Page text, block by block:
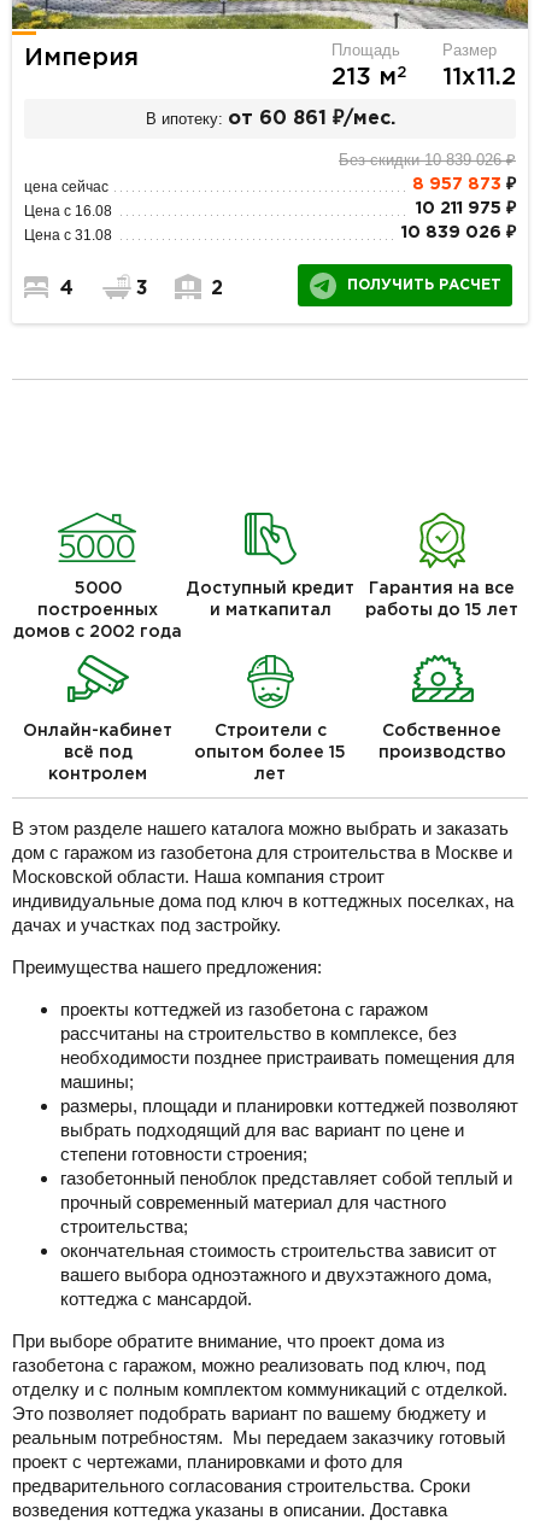
Империя Площадь
213 м2
Размер
11х11.2
В ипотеку: от 60 861 ₽/мес.
Без скидки 10 839 026 ₽
цена сейчас 8 957 873 ₽
Цена с 16.08 10 211 975 ₽
Цена с 31.08 10 839 026 ₽
4 3 2 ПОЛУЧИТЬ РАСЧЕТ
5000
построенных
домов с 2002 года
Доступный кредит
и маткапитал
Гарантия на все
работы до 15 лет
Онлайн-кабинет
всё под
контролем
Строители с
опытом более 15
лет
Собственное
производство
В этом разделе нашего каталога можно выбрать и заказать
дом с гаражом из газобетона для строительства в Москве и
Московской области. Наша компания строит
индивидуальные дома под ключ в коттеджных поселках, на
дачах и участках под застройку.
Преимущества нашего предложения:
проекты коттеджей из газобетона с гаражом
рассчитаны на строительство в комплексе, без
необходимости позднее пристраивать помещения для
машины;
размеры, площади и планировки коттеджей позволяют
выбрать подходящий для вас вариант по цене и
степени готовности строения;
газобетонный пеноблок представляет собой теплый и
прочный современный материал для частного
строительства;
окончательная стоимость строительства зависит от
вашего выбора одноэтажного и двухэтажного дома,
коттеджа с мансардой.
При выборе обратите внимание, что проект дома из
газобетона с гаражом, можно реализовать под ключ, под
отделку и с полным комплектом коммуникаций с отделкой.
Это позволяет подобрать вариант по вашему бюджету и
реальным потребностям. Мы передаем заказчику готовый
проект с чертежами, планировками и фото для
предварительного согласования строительства. Сроки
возведения коттеджа указаны в описании. Доставка